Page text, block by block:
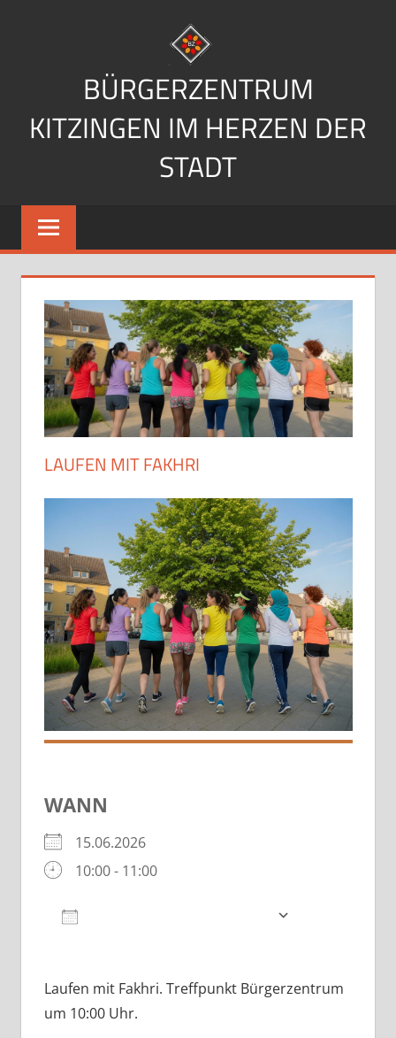
BÜRGERZENTRUM
KITZINGEN IM HERZEN DER
STADT
Im
Herzen
Stadt
LAUFEN MIT FAKHRI
WANN
15.06.2026
10:00 - 11:00
Laufen mit Fakhri. Treffpunkt Bürgerzentrum
um 10:00 Uhr.